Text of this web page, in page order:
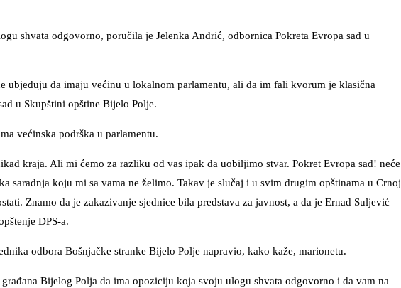
shvata odgovorno, poručila je Jelenka Andrić, odbornica Pokreta Evropa sad u
ubjeđuju da imaju većinu u lokalnom parlamentu, ali da im fali kvorum je klasična
u Skupštini opštine Bijelo Polje.
većinska podrška u parlamentu.
kraja. Ali mi ćemo za razliku od vas ipak da uobiljimo stvar. Pokret Evropa sad! neće
saradnja koju mi sa vama ne želimo. Takav je slučaj i u svim drugim opštinama u Crnoj
Znamo da je zakazivanje sjednice bila predstava za javnost, a da je Ernad Suljević
DPS-a.
odbora Bošnjačke stranke Bijelo Polje napravio, kako kaže, marionetu.
Bijelog Polja da ima opoziciju koja svoju ulogu shvata odgovorno i da vam na